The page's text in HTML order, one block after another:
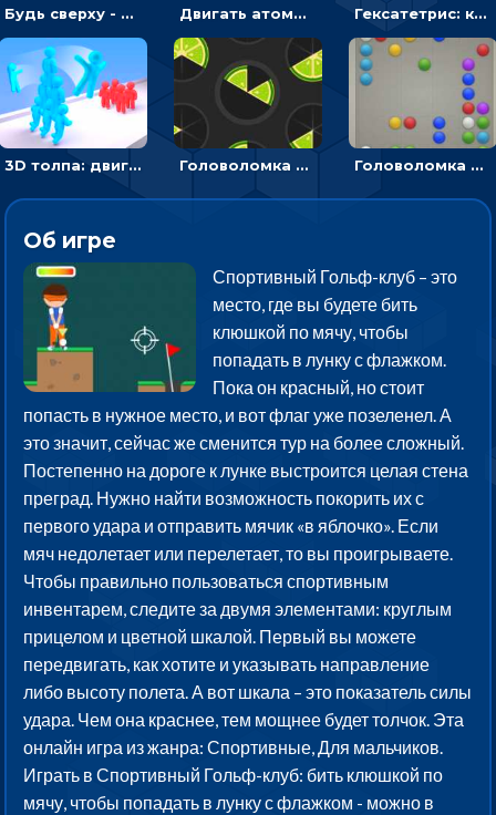
Будь сверху - борись с другом и выигрывай Двигать атомы, чтобы соединить – головоломка Гексатетрис: кидать блок, чтобы складывать три в ряд - головоломка
3D толпа: двигаться и собирать цветных человечков Головоломка Ломтики: уложи фрагменты и получи круг Головоломка Линии: собери шарики в ряд из 5
Об игре
Спортивный Гольф-клуб – это
место, где вы будете бить
клюшкой по мячу, чтобы
попадать в лунку с флажком.
Пока он красный, но стоит
попасть в нужное место, и вот флаг уже позеленел. А
это значит, сейчас же сменится тур на более сложный.
Постепенно на дороге к лунке выстроится целая стена
преград. Нужно найти возможность покорить их с
первого удара и отправить мячик «в яблочко». Если
мяч недолетает или перелетает, то вы проигрываете.
Чтобы правильно пользоваться спортивным
инвентарем, следите за двумя элементами: круглым
прицелом и цветной шкалой. Первый вы можете
передвигать, как хотите и указывать направление
либо высоту полета. А вот шкала – это показатель силы
удара. Чем она краснее, тем мощнее будет толчок. Эта
онлайн игра из жанра: Спортивные, Для мальчиков.
Играть в Спортивный Гольф-клуб: бить клюшкой по
мячу, чтобы попадать в лунку с флажком - можно в